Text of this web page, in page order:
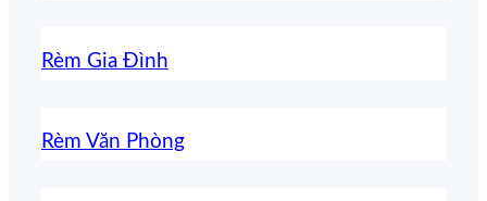
Rèm Gia Đình
Rèm Văn Phòng